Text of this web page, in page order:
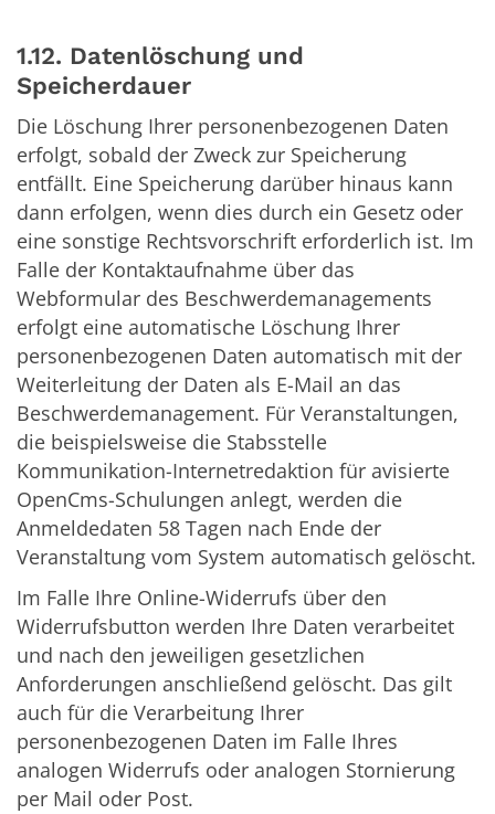
1.12. Datenlöschung und
Speicherdauer
Die Löschung Ihrer personenbezogenen Daten
erfolgt, sobald der Zweck zur Speicherung
entfällt. Eine Speicherung darüber hinaus kann
dann erfolgen, wenn dies durch ein Gesetz oder
eine sonstige Rechtsvorschrift erforderlich ist. Im
Falle der Kontaktaufnahme über das
Webformular des Beschwerdemanagements
erfolgt eine automatische Löschung Ihrer
personenbezogenen Daten automatisch mit der
Weiterleitung der Daten als E-Mail an das
Beschwerdemanagement. Für Veranstaltungen,
die beispielsweise die Stabsstelle
Kommunikation-Internetredaktion für avisierte
OpenCms-Schulungen anlegt, werden die
Anmeldedaten 58 Tagen nach Ende der
Veranstaltung vom System automatisch gelöscht.
Im Falle Ihre Online-Widerrufs über den
Widerrufsbutton werden Ihre Daten verarbeitet
und nach den jeweiligen gesetzlichen
Anforderungen anschließend gelöscht. Das gilt
auch für die Verarbeitung Ihrer
personenbezogenen Daten im Falle Ihres
analogen Widerrufs oder analogen Stornierung
per Mail oder Post.